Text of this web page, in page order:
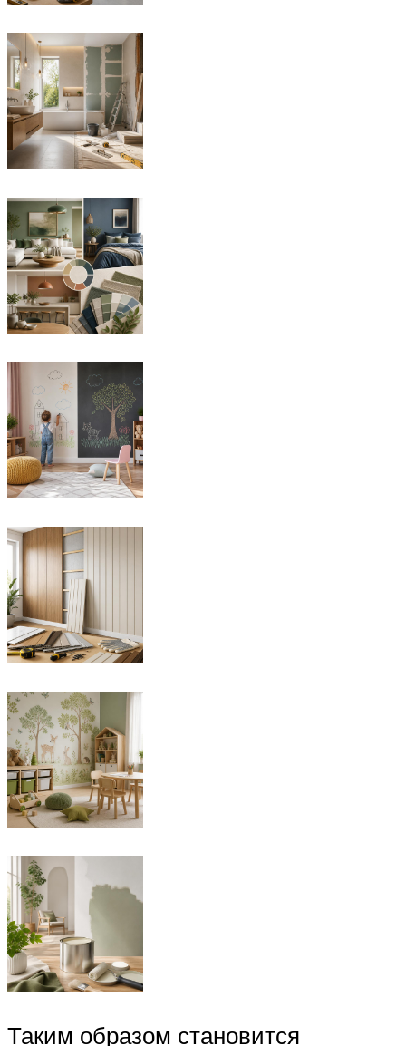
Таким образом становится